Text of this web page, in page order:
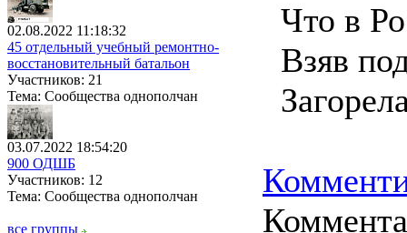
02.08.2022 11:18:32
45 отдельный учебный ремонтно-
восстановительный батальон
Участников: 21
Тема: Сообщества однополчан
03.07.2022 18:54:20
900 ОДШБ
Участников: 12
Тема: Сообщества однополчан
все группы
Что в
Взяв